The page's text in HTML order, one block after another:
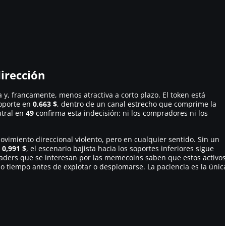
francamente, menos atractiva a corto plazo. El token está
en 0,663 $, dentro de un canal estrecho que comprime la
en 49 confirma esta indecisión: ni los compradores ni los
direccional violento, pero en cualquier sentido. Sin un
0,991 $, el escenario bajista hacia los soportes inferiores sigue
que se interesan por las memecoins saben que estos
antes de explotar o desplomarse. La paciencia es la